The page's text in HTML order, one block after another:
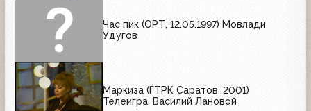
Час пик (ОРТ, 12.05.1997) Мовлади
Удугов
Маркиза (ГТРК Саратов, 2001)
Телеигра. Василий Лановой